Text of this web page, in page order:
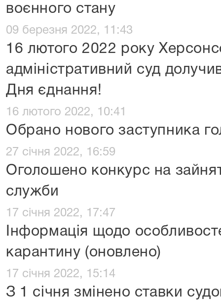
воєнного стану
09 березня 2022, 11:43
16 лютого 2022 року
адміністративний суд
Дня єднання!
16 лютого 2022, 10:41
Обрано нового заступника
27 січня 2022, 16:59
Оголошено конкурс на
служби
17 січня 2022, 17:47
Інформація щодо
карантину (оновлено)
17 січня 2022, 15:14
З 1 січня змінено ставки